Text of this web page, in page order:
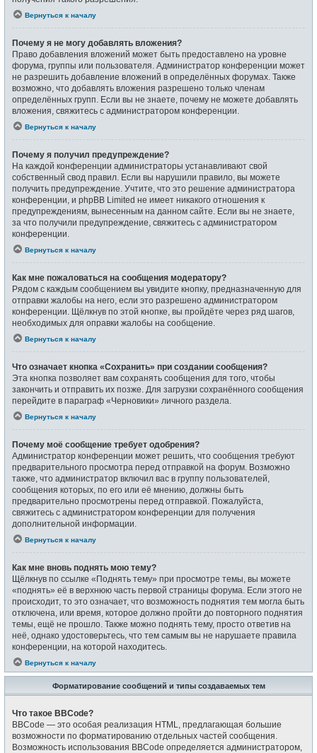
Вернуться к началу
Почему я не могу добавлять вложения?
Право добавления вложений может быть предоставлено на уровне
форума, группы или пользователя. Администратор конференции может
не разрешить добавление вложений в определённых форумах. Также
возможно, что добавлять вложения разрешено только членам
определённых групп. Если вы не знаете, почему не можете добавлять
вложения, свяжитесь с администратором конференции.
Вернуться к началу
Почему я получил предупреждение?
На каждой конференции администраторы устанавливают свой
собственный свод правил. Если вы нарушили правило, вы можете
получить предупреждение. Учтите, что это решение администратора
конференции, и phpBB Limited не имеет никакого отношения к
предупреждениям, вынесенным на данном сайте. Если вы не знаете,
за что получили предупреждение, свяжитесь с администратором
конференции.
Вернуться к началу
Как мне пожаловаться на сообщения модератору?
Рядом с каждым сообщением вы увидите кнопку, предназначенную для
отправки жалобы на него, если это разрешено администратором
конференции. Щёлкнув по этой кнопке, вы пройдёте через ряд шагов,
необходимых для оправки жалобы на сообщение.
Вернуться к началу
Что означает кнопка «Сохранить» при создании сообщения?
Эта кнопка позволяет вам сохранять сообщения для того, чтобы
закончить и отправить их позже. Для загрузки сохранённого сообщения
перейдите в параграф «Черновики» личного раздела.
Вернуться к началу
Почему моё сообщение требует одобрения?
Администратор конференции может решить, что сообщения требуют
предварительного просмотра перед отправкой на форум. Возможно
также, что администратор включил вас в группу пользователей,
сообщения которых, по его или её мнению, должны быть
предварительно просмотрены перед отправкой. Пожалуйста,
свяжитесь с администратором конференции для получения
дополнительной информации.
Вернуться к началу
Как мне вновь поднять мою тему?
Щёлкнув по ссылке «Поднять тему» при просмотре темы, вы можете
«поднять» её в верхнюю часть первой страницы форума. Если этого не
происходит, то это означает, что возможность поднятия тем могла быть
отключена, или время, которое должно пройти до повторного поднятия
темы, ещё не прошло. Также можно поднять тему, просто ответив на
неё, однако удостоверьтесь, что тем самым вы не нарушаете правила
конференции, на которой находитесь.
Вернуться к началу
Форматирование сообщений и типы создаваемых тем
Что такое BBCode?
BBCode — это особая реализация HTML, предлагающая большие
возможности по форматированию отдельных частей сообщения.
Возможность использования BBCode определяется администратором,